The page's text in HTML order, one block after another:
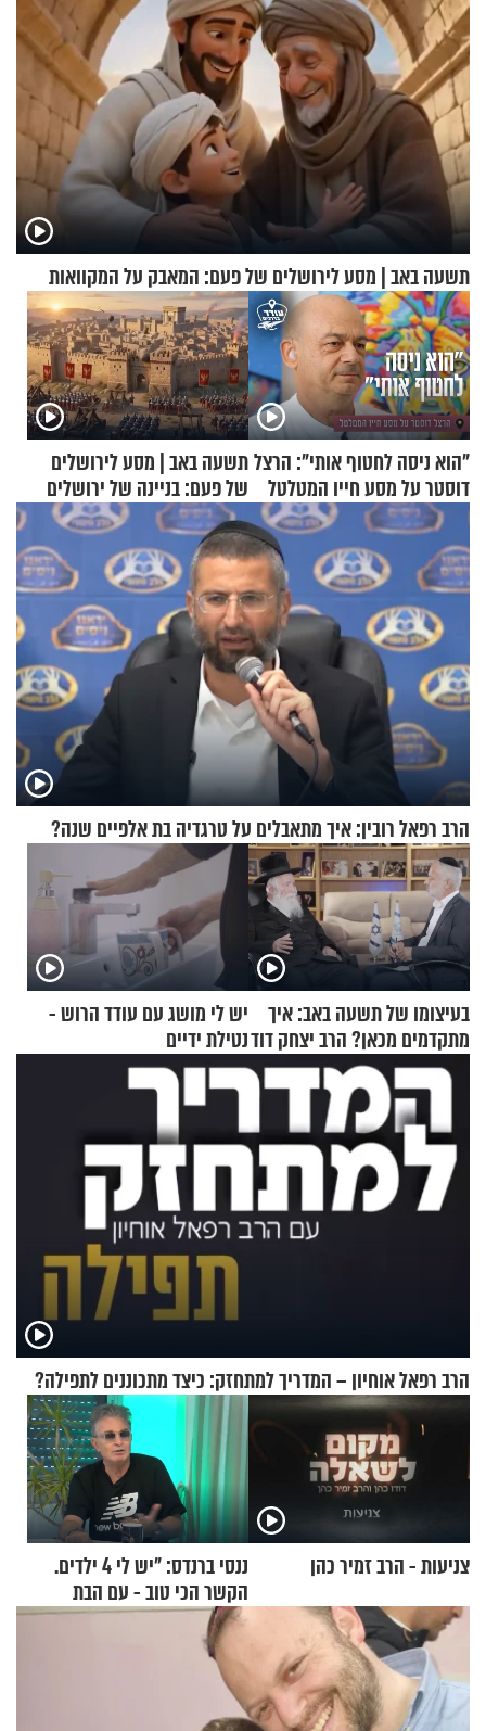
תשעה באב | מסע לירושלים של פעם: המאבק על המקוואות
"הוא ניסה לחטוף אותי": הרצל
דוסטר על מסע חייו המטלטל
תשעה באב | מסע לירושלים
של פעם: בניינה של ירושלים
הרב רפאל רובין: איך מתאבלים על טרגדיה בת אלפיים שנה?
בעיצומו של תשעה באב: איך
מתקדמים מכאן? הרב יצחק דוד
גרוסמן בשיחה מיוחדת
יש לי מושג עם עודד הרוש -
נטילת ידיים
הרב רפאל אוחיון – המדריך למתחזק: כיצד מתכוננים לתפילה?
צניעות - הרב זמיר כהן
ננסי ברנדס: "יש לי 4 ילדים.
הקשר הכי טוב - עם הבת
החרדית"